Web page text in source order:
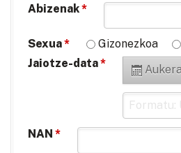
Abizenak*
Sexua* Gizonezkoa
Jaiotze-data*
NAN *